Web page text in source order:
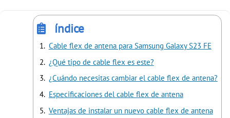
índice
Cable flex de antena para Samsung Galaxy S23 FE
¿Qué tipo de cable flex es este?
¿Cuándo necesitas cambiar el cable flex de antena?
Especificaciones del cable flex de antena
Ventajas de instalar un nuevo cable flex de antena